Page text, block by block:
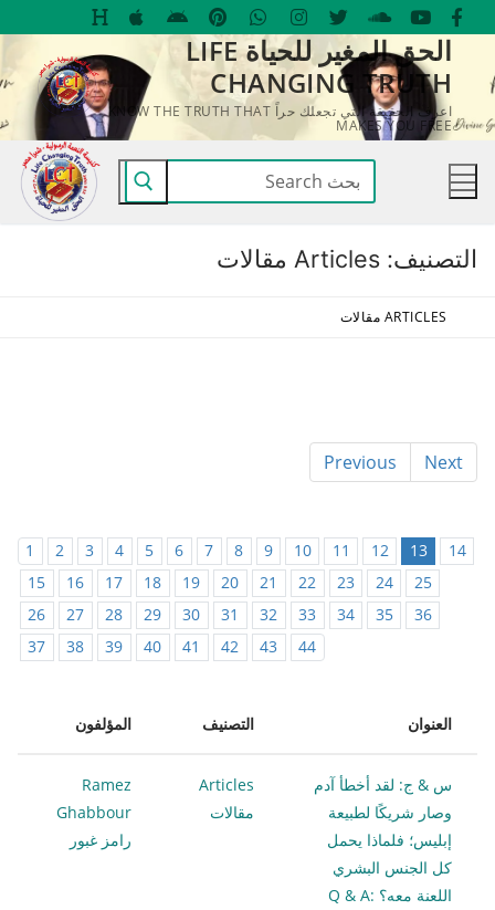
التجاوز
المحتوى
الحق المغير للحياة LIFE
CHANGING TRUTH
اعرف الحقيقة التي تجعلك حراً KNOW THE TRUTH THAT
MAKES YOU FREE
البحث
عن:
التصنيف: Articles مقالات
ARTICLES مقالات
Previous Next
1 2 3 4 5 6 7 8 9 10 11 12 13
14
15
16 17 18 19 20 21 22 23 24
25
26
27 28 29 30 31 32 33 34 35
36
37
38 39 40 41 42 43 44
العنوان التصنيف المؤلفون
س & ج: لقد أخطأ آدم
وصار شريكًا لطبيعة
إبليس؛ فلماذا يحمل
كل الجنس البشري
اللعنة معه؟ Q & A:
Articles
مقالات
Ramez
Ghabbour
رامز غبور